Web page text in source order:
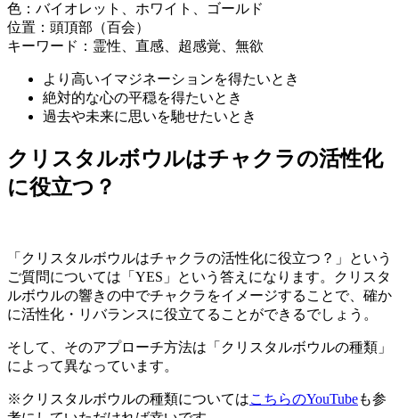
色：バイオレット、ホワイト、ゴールド
位置：頭頂部（百会）
キーワード：霊性、直感、超感覚、無欲
より高いイマジネーションを得たいとき
絶対的な心の平穏を得たいとき
過去や未来に思いを馳せたいとき
クリスタルボウルはチャクラの活性化
に役立つ？
「クリスタルボウルはチャクラの活性化に役立つ？」という
ご質問については「YES」という答えになります。クリスタ
ルボウルの響きの中でチャクラをイメージすることで、確か
に活性化・リバランスに役立てることができるでしょう。
そして、そのアプローチ方法は「クリスタルボウルの種類」
によって異なっています。
※クリスタルボウルの種類についてはこちらのYouTubeも参